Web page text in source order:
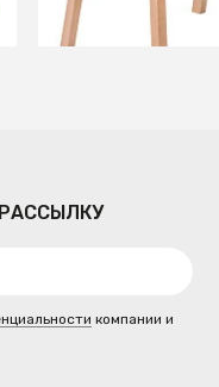
В
компании и